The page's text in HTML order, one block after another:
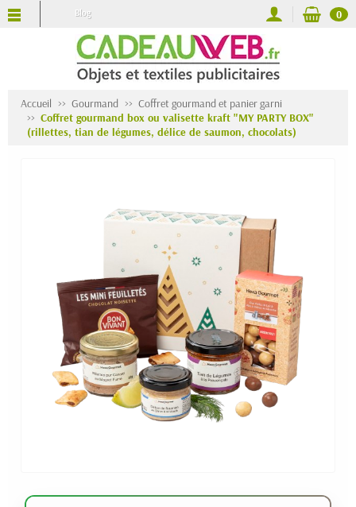
Blog 0
Accueil Gourmand
Coffret gourmand et panier garni
Coffret gourmand box ou valisette kraft "MY PARTY BOX"
(rillettes, tian de légumes, délice de saumon, chocolats)